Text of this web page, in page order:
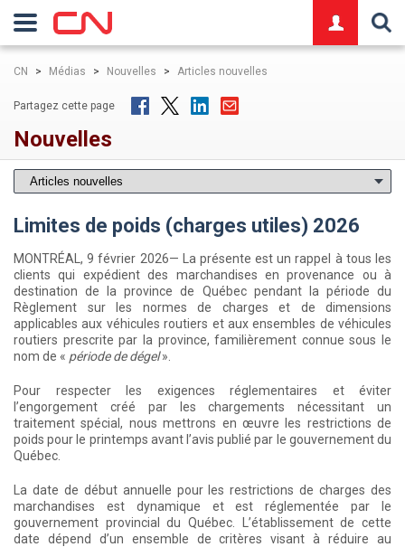
CN > Médias > Nouvelles > Articles nouvelles
Partagez cette page
Nouvelles
Limites de poids (charges utiles) 2026
MONTRÉAL, 9 février 2026— La présente est un rappel à tous les
clients qui expédient des marchandises en provenance ou à
destination de la province de Québec pendant la période du
Règlement sur les normes de charges et de dimensions
applicables aux véhicules routiers et aux ensembles de véhicules
routiers prescrite par la province, familièrement connue sous le
nom de « période de dégel».
Pour respecter les exigences réglementaires et éviter
l’engorgement créé par les chargements nécessitant un
traitement spécial, nous mettrons en œuvre les restrictions de
poids pour le printemps avant l’avis publié par le gouvernement du
Québec.
La date de début annuelle pour les restrictions de charges des
marchandises est dynamique et est réglementée par le
gouvernement provincial du Québec. L’établissement de cette
date dépend d’un ensemble de critères visant à réduire au